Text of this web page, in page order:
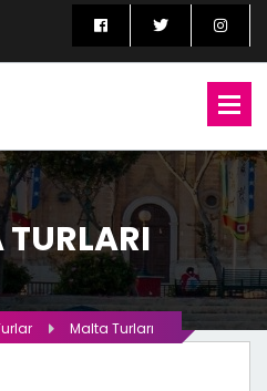
Malta Turları